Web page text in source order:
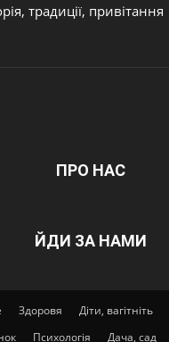
традиції, привітання
ПРО НАС
ЙДИ ЗА НАМИ
Здоровя Діти, вагітніть
Психологія Дача, сад